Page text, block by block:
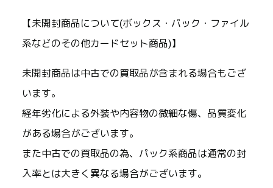
【未開封商品について(ボックス・パック・ファイル
系などのその他カードセット商品)】
未開封商品は中古での買取品が含まれる場合もござ
います。
経年劣化による外装や内容物の微細な傷、品質変化
がある場合がございます。
また中古での買取品の為、パック系商品は通常の封
入率とは大きく異なる場合がございます。